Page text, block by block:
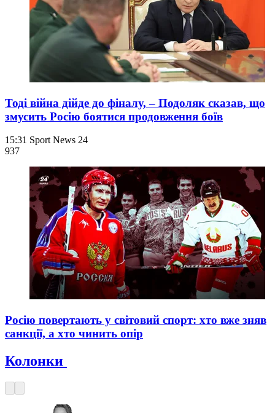
Тоді війна дійде до фіналу, – Подоляк сказав, що
змусить Росію боятися продовження боїв
15:31 Sport News 24
937
Росію повертають у світовий спорт: хто вже зняв
санкції, а хто чинить опір
Колонки